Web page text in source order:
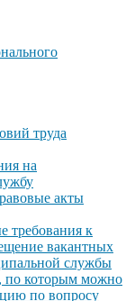
труда
на
акты
требования к
вакантных
службы
по которым можно
по вопросу